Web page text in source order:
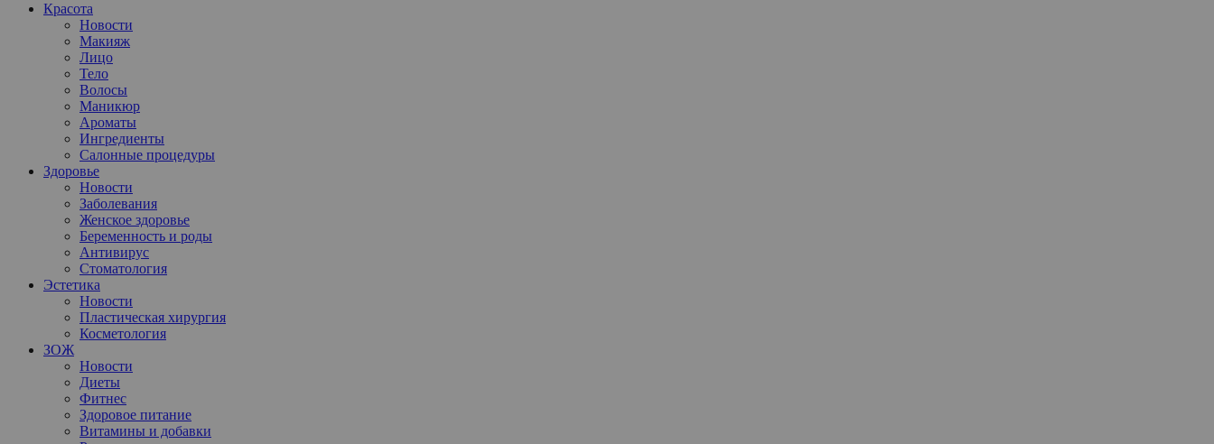
Красота
Новости
Макияж
Лицо
Тело
Волосы
Маникюр
Ароматы
Ингредиенты
Салонные процедуры
Здоровье
Новости
Заболевания
Женское здоровье
Беременность и роды
Антивирус
Стоматология
Эстетика
Новости
Пластическая хирургия
Косметология
ЗОЖ
Новости
Диеты
Фитнес
Здоровое питание
Витамины и добавки